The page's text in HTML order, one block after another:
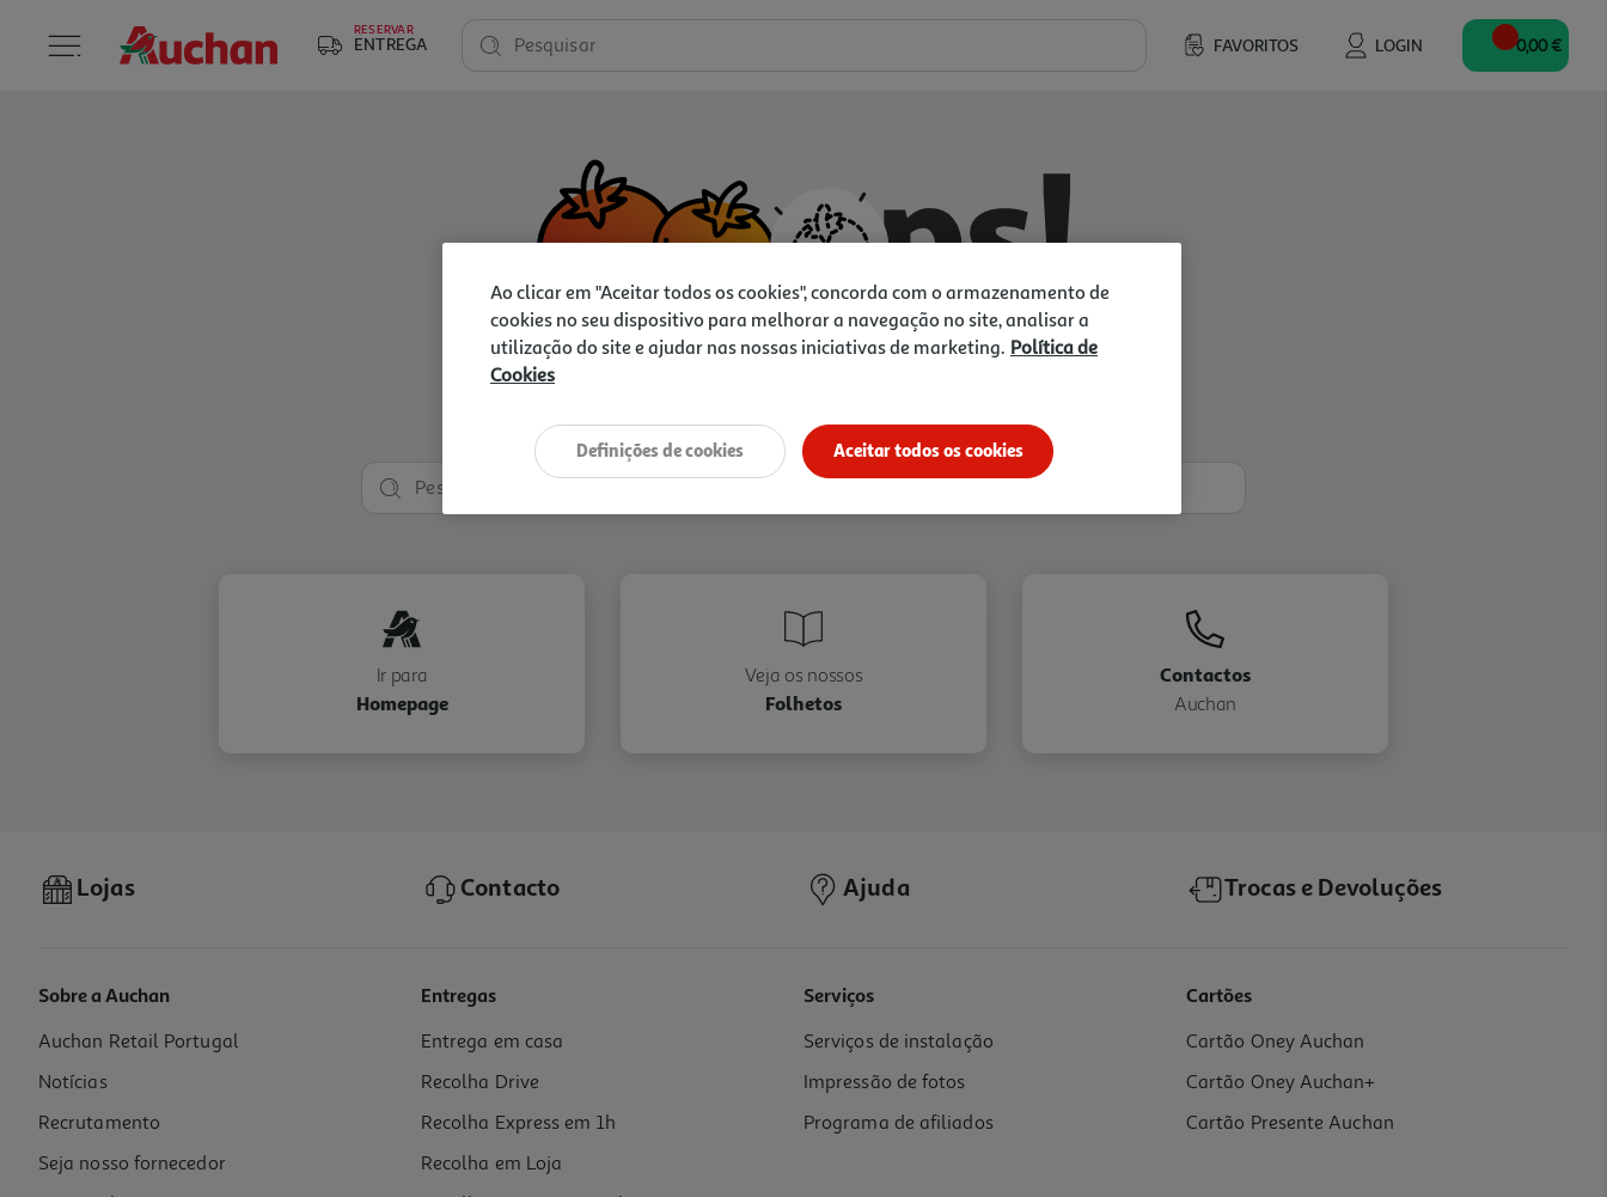
RESERVAR
ENTREGA FAVORITOS LOGIN
Pesquisar 0,00 €
Vamos tentar de novo?
Ir para
Homepage
Veja os nossos
Folhetos
Contactos
Auchan
Lojas Contacto Ajuda Trocas e Devoluções
Sobre a Auchan
Auchan Retail Portugal
Notícias
Recrutamento
Seja nosso fornecedor
Entregas
Entrega em casa
Recolha Drive
Recolha Express em 1h
Recolha em Loja
Serviços
Serviços de instalação
Impressão de fotos
Programa de afiliados
Cartões
Cartão Oney Auchan
Cartão Oney Auchan+
Cartão Presente Auchan
Ao clicar em "Aceitar todos os cookies", concorda com o armazenamento de
cookies no seu dispositivo para melhorar a navegação no site, analisar a
utilização do site e ajudar nas nossas iniciativas de marketing. Política de
Cookies
Aceitar todos os cookies
Definições de cookies